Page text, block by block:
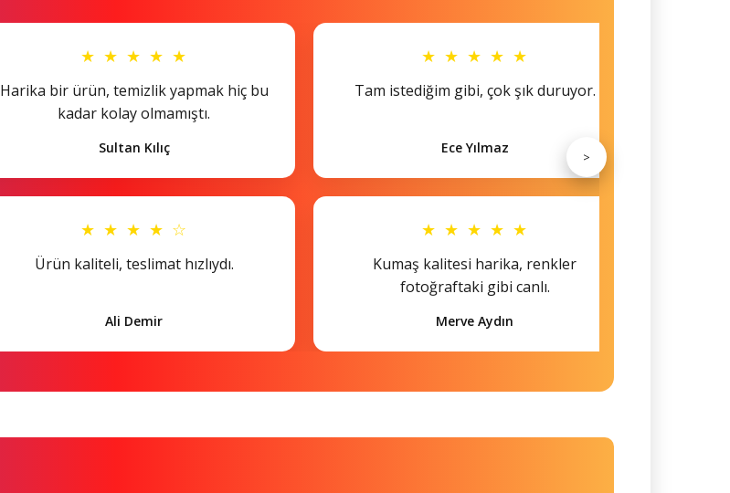
★ ★ ★ ★ ★
Harika bir ürün, temizlik yapmak hiç bu
kadar kolay olmamıştı.
Sultan Kılıç
★ ★ ★ ★ ☆
Ürün kaliteli, teslimat hızlıydı.
Ali Demir
★ ★ ★ ★ ★
Tam istediğim gibi, çok şık duruyor.
Ece Yılmaz
★ ★ ★ ★ ★
Kumaş kalitesi harika, renkler
fotoğraftaki gibi canlı.
Merve Aydın
>